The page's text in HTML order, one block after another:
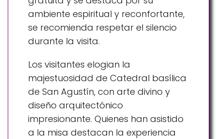
ambiente espiritual y reconfortante,
se recomienda respetar el silencio
durante la visita.
Los visitantes elogian la
majestuosidad de Catedral basílica
de San Agustín, con arte divino y
diseño arquitectónico
impresionante. Quienes han asistido
a la misa destacan la experiencia